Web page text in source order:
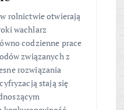
rolnictwie otwierają
wachlarz
codzienne prace
związanych z
rozwiązania
stają się